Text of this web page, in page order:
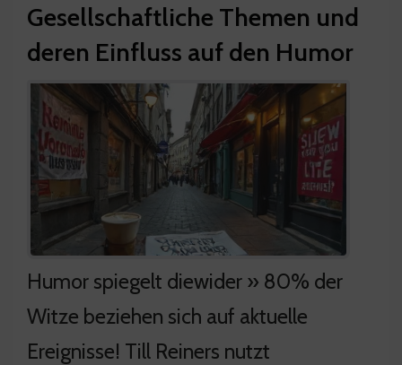
Gesellschaftliche Themen und
deren Einfluss auf den Humor
Humor spiegelt diewider » 80% der
Witze beziehen sich auf aktuelle
Ereignisse! Till Reiners nutzt